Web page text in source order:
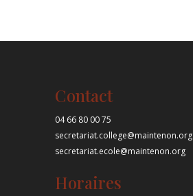
Contact
04 66 80 00 75
secretariat.college@maintenon.org
secretariat.ecole@maintenon.org
Horaires